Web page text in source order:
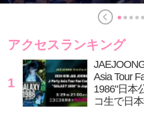
アクセスランキング
1
Asia Tour
1986"日本
コ生で日